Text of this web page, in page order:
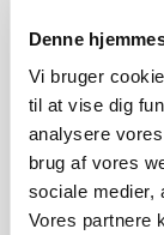
Denne
Vi bruger
til at vise dig
analysere
brug af vores
sociale medier,
Vores partnere